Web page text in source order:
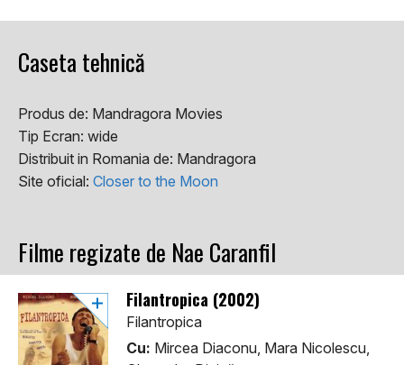
Caseta tehnică
Produs de: Mandragora Movies
Tip Ecran: wide
Distribuit in Romania de: Mandragora
Site oficial: Closer to the Moon
Filme regizate de Nae Caranfil
Filantropica (2002)
Filantropica
Cu: Mircea Diaconu, Mara Nicolescu,